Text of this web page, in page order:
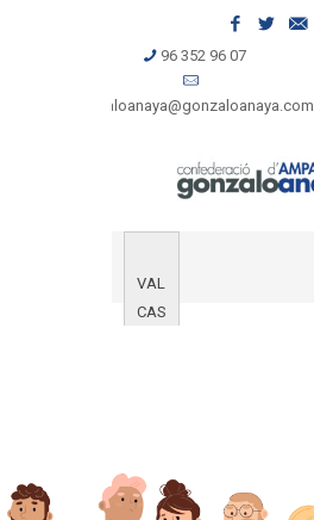
96 352 96 07
gonzaloanaya@gonzaloanaya.com
VAL
CAS